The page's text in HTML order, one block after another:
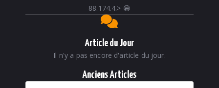
88.174.4.> 😁
Article du Jour
Il n'y a pas encore d'article du jour.
Anciens Articles